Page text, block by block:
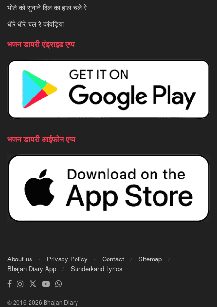
भोले को सुनाने दिल का हाल चले रे
धीरे धीरे चल रे कांवड़िया
भजन डायरी एंड्राइड एप्प
भजन डायरी आईफोन एप्प
About us Privacy Policy Contact
Sitemap
Bhajan Diary App
Sunderkand Lyrics
© 2016-2026 Bhajan Diary